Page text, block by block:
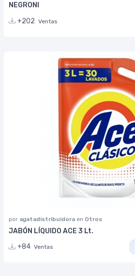
NEGRONI
+202 Ventas
por agatadistribuidora en Otros
JABÓN LÍQUIDO ACE 3 Lt.
+84 Ventas